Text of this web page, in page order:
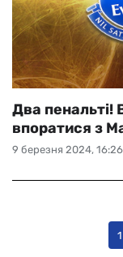
9 березня 2024, 16:26
Два пенальті!
впоратися з
1